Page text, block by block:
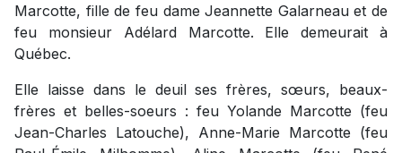
Marcotte, fille de feu dame Jeannette Galarneau et de
feu monsieur Adélard Marcotte. Elle demeurait à
Québec.
Elle laisse dans le deuil ses frères, sœurs, beaux-
frères et belles-soeurs : feu Yolande Marcotte (feu
Jean-Charles Latouche), Anne-Marie Marcotte (feu